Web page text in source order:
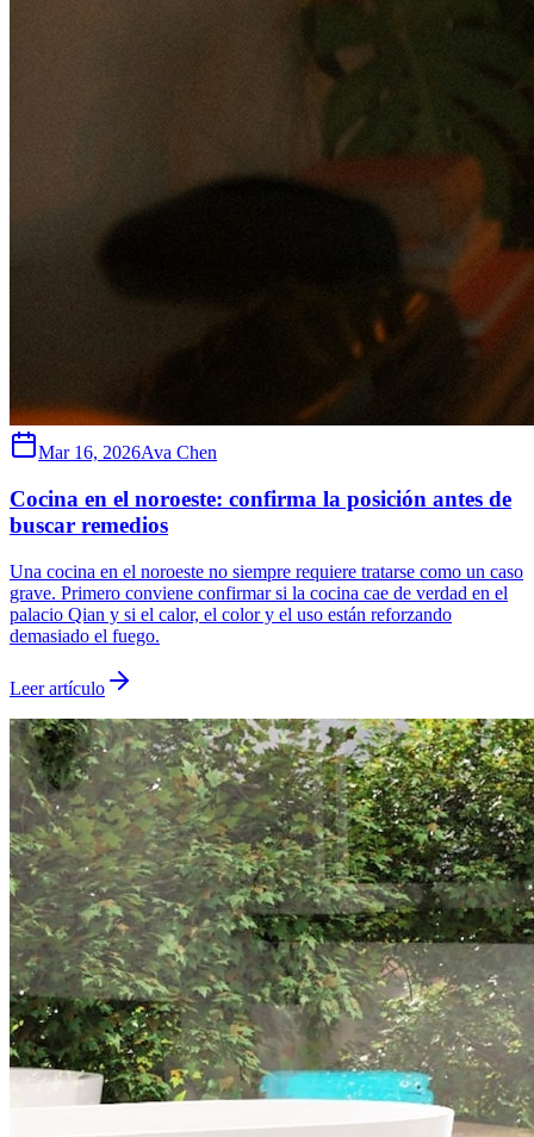
Mar 16, 2026Ava Chen
Cocina en el noroeste: confirma la posición antes de
buscar remedios
Una cocina en el noroeste no siempre requiere tratarse como un caso
grave. Primero conviene confirmar si la cocina cae de verdad en el
palacio Qian y si el calor, el color y el uso están reforzando
demasiado el fuego.
Leer artículo